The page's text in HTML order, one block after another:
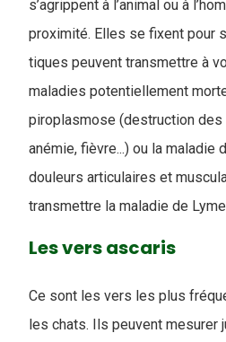
s’agrippent à l’animal ou à
proximité. Elles se fixent pour
tiques peuvent transmettre à
maladies potentiellement
piroplasmose (destruction
anémie, fièvre...) ou la maladie
douleurs articulaires et
transmettre la maladie de Lyme
Les vers ascaris
Ce sont les vers les plus
les chats. Ils peuvent mesurer